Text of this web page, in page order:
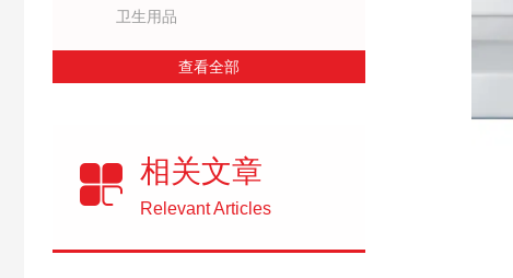
卫生用品
查看全部
相关文章
Relevant Articles